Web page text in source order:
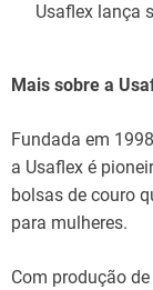
Usaflex lança
Mais sobre a
Fundada em
a Usaflex é
bolsas de couro
para mulheres.
Com produção